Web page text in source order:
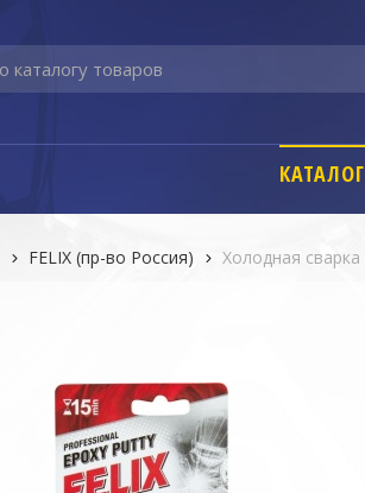
FELIX (пр-во Россия) Холодная сварка